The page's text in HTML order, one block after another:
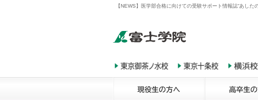
【NEWS】医学部合格に向けての受験サポート情報誌“あし